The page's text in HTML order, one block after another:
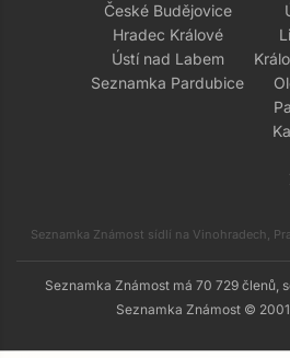
České Budějovice
Hradec Králové
Ústí nad Labem
Seznamka Pardubice
Seznamka Známost sídlí na Vinohradech,
Seznamka Známost má 70 729 členů,
Seznamka Známost ©